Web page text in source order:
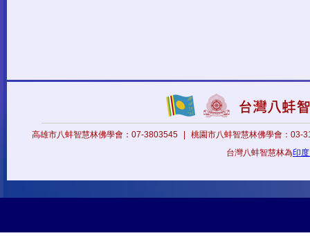
高雄市八蚌智慧林佛學會：07-3803545
桃園市八蚌智慧林佛學會：03-
台灣八蚌智慧林為印